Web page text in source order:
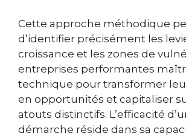
Cette approche méthodique
d’identifier précisément les
croissance et les zones de
entreprises performantes
technique pour transformer
en opportunités et capitaliser
atouts distinctifs. L’efficacité
démarche réside dans sa